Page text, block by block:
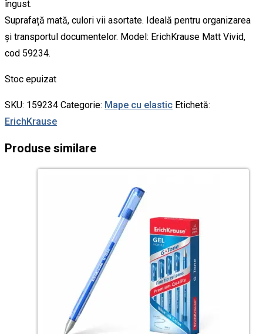
îngust.
Suprafață mată, culori vii asortate. Ideală pentru organizarea
și transportul documentelor. Model: ErichKrause Matt Vivid,
cod 59234.
Stoc epuizat
SKU: 159234 Categorie: Mape cu elastic Etichetă:
ErichKrause
Produse similare